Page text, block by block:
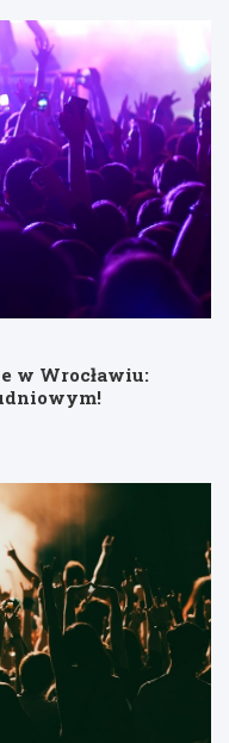
w Wrocławiu: